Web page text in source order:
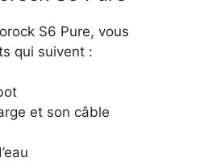
S6 Pure, vous
qui suivent :
et son câble